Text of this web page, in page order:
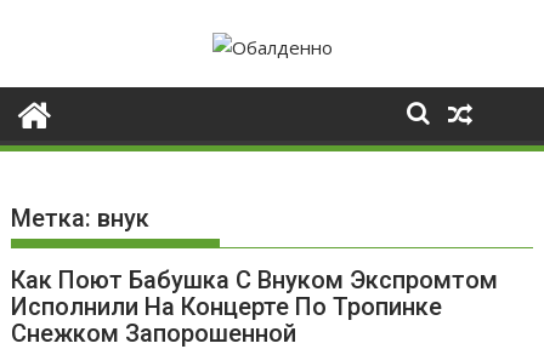
Метка: внук
Как Поют Бабушка С Внуком Экспромтом
Исполнили На Концерте По Тропинке
Снежком Запорошенной